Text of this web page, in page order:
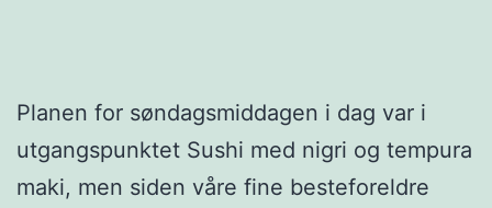
Planen for søndagsmiddagen i dag var i
utgangspunktet Sushi med nigri og tempura
maki, men siden våre fine besteforeldre